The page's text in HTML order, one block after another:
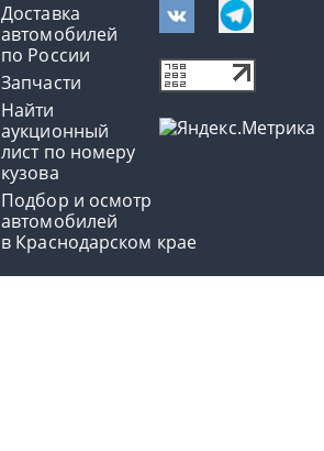
Доставка
автомобилей
по России
Запчасти
Найти
аукционный
лист по номеру
кузова
Подбор и осмотр
автомобилей
в Краснодарском крае